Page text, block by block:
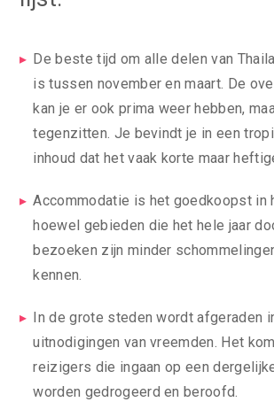
De beste tijd om alle delen van
is tussen november en maart. De
kan je er ook prima weer hebben,
tegenzitten. Je bevindt je in een
inhoud dat het vaak korte maar
Accommodatie is het goedkoopst in
hoewel gebieden die het hele jaar
bezoeken zijn minder
kennen.
In de grote steden wordt afgeraden
uitnodigingen van vreemden. Het
reizigers die ingaan op een
worden gedrogeerd en beroofd.